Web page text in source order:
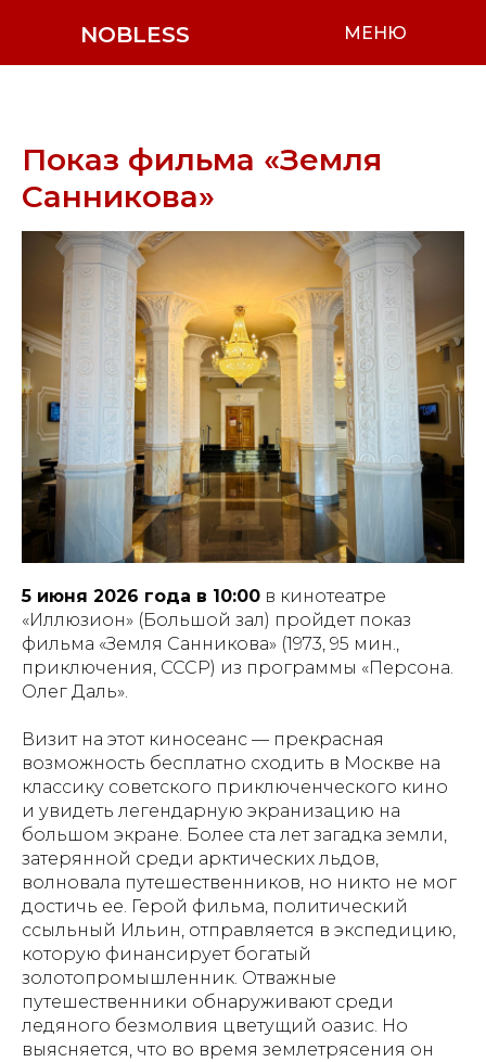
NOBLESS МЕНЮ
Показ фильма «Земля
Санникова»
5 июня 2026 года в 10:00 в кинотеатре
«Иллюзион» (Большой зал) пройдет показ
фильма «Земля Санникова» (1973, 95 мин.,
приключения, СССР) из программы «Персона.
Олег Даль».
Визит на этот киносеанс — прекрасная
возможность бесплатно сходить в Москве на
классику советского приключенческого кино
и увидеть легендарную экранизацию на
большом экране. Более ста лет загадка земли,
затерянной среди арктических льдов,
волновала путешественников, но никто не мог
достичь ее. Герой фильма, политический
ссыльный Ильин, отправляется в экспедицию,
которую финансирует богатый
золотопромышленник. Отважные
путешественники обнаруживают среди
ледяного безмолвия цветущий оазис. Но
выясняется, что во время землетрясения он